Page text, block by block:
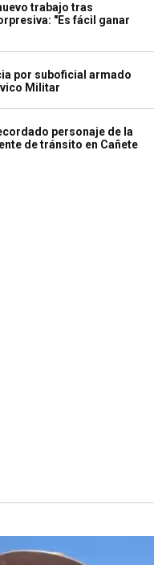
trabajo tras
"Es fácil ganar
por suboficial armado
Militar
personaje de la
de tránsito en Cañete